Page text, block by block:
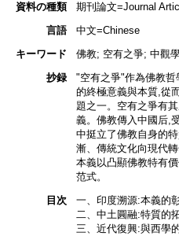
資料の種類
期刊論文=Journal
言語
中文=Chinese
キーワード
佛教; 空有之爭; 中觀
抄録
"空有之爭"作為佛教
的終極意義與本質,從
題之一。空有之爭有
義。佛教傳入中國后,
中挺立了佛教自身的
漸、傳統文化向現代
本義以凸顯佛教特有
范式。
目次
一、印度溯源:本義的
二、中土圓融:特質的
三、近代復興:與西學